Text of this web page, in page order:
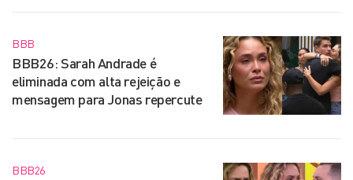
BBB
BBB26: Sarah Andrade é
eliminada com alta rejeição e
mensagem para Jonas repercute
BBB26